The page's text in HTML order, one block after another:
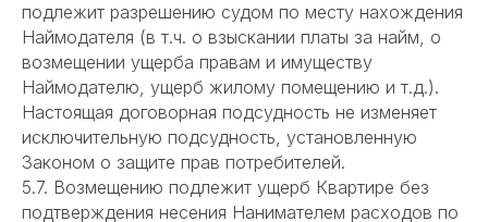
подлежит разрешению судом по месту нахождения
Наймодателя (в т.ч. о взыскании платы за найм, о
возмещении ущерба правам и имуществу
Наймодателю, ущерб жилому помещению и т.д.).
Настоящая договорная подсудность не изменяет
исключительную подсудность, установленную
Законом о защите прав потребителей.
5.7. Возмещению подлежит ущерб Квартире без
подтверждения несения Нанимателем расходов по